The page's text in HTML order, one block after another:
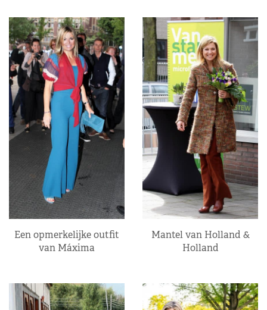
Een opmerkelijke outfit
van Máxima
Mantel van Holland &
Holland